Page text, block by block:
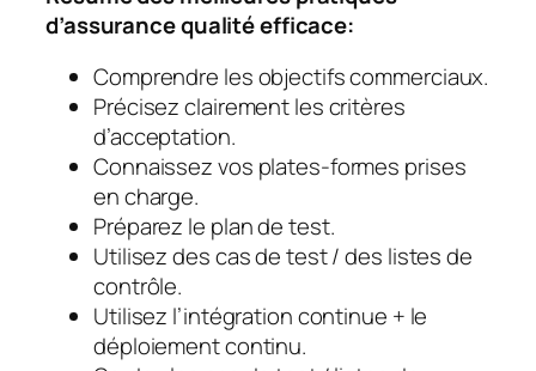
d’assurance qualité efficace:
Comprendre les objectifs commerciaux.
Précisez clairement les critères
d’acceptation.
Connaissez vos plates-formes prises
en charge.
Préparez le plan de test.
Utilisez des cas de test / des listes de
contrôle.
Utilisez l’intégration continue + le
déploiement continu.